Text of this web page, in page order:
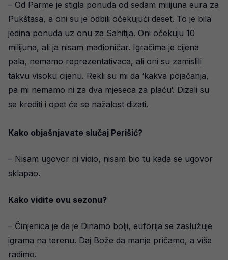
– Od Parme je stigla ponuda od sedam milijuna eura za
Pukštasa, a oni su je odbili očekujući deset. To je bila
jedina ponuda uz onu za Sahitija. Oni očekuju 10
milijuna, ali ja nisam mađioničar. Igračima je cijena
pala, nemamo reprezentativaca, ali oni su zamislili
takvu visoku cijenu. Rekli su mi da ‘kakva pojačanja,
pa mi nemamo ni za dva mjeseca za plaću‘. Dizali su
se krediti i opet će se nažalost dizati.
Kako objašnjavate slučaj Perišić?
– Nisam ugovor ni vidio, nisam bio tu kada se ugovor
sklapao.
Kako vidite ovu sezonu?
– Činjenica je da je Dinamo bolji, euforija se zaslužuje
igrama na terenu. Daj Bože da manje pričamo, a više
radimo.